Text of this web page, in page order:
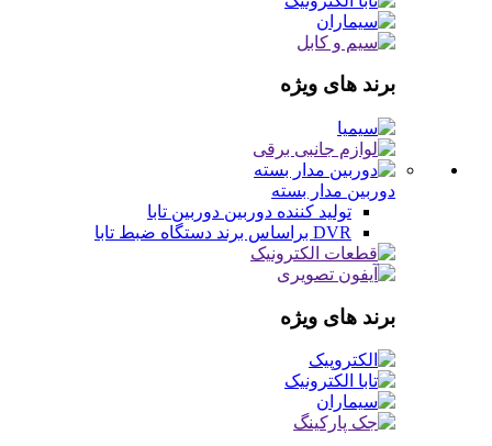
برند های ویژه
دوربین مدار بسته
تولید کننده دوربین دوربین تابا
DVR براساس برند
دستگاه ضبط تابا
برند های ویژه